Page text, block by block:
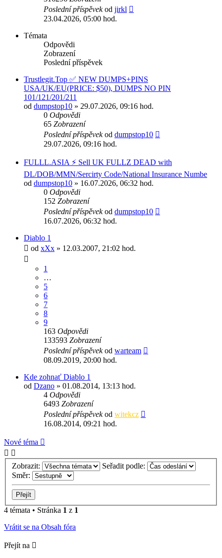
Poslední příspěvekod jirkl
23.04.2026, 05:00 hod.
Témata
Odpovědi
Zobrazení
Poslední příspěvek
Trustlegit.Top ✅ NEW DUMPS+PINS
USA/UK/EU(PRICE: $50), DUMPS NO PIN
101/121/201/211
od dumpstop10 » 29.07.2026, 09:16 hod.
0 Odpovědi
65 Zobrazení
Poslední příspěvekod dumpstop10
29.07.2026, 09:16 hod.
FULLL.ASIA ⚡ Sell UK FULLZ DEAD with
DL/DOB/MMN/Sercirty Code/National Insurance Numbe
od dumpstop10 » 16.07.2026, 06:32 hod.
0 Odpovědi
152 Zobrazení
Poslední příspěvekod dumpstop10
16.07.2026, 06:32 hod.
Diablo 1
od xXx » 12.03.2007, 21:02 hod.
1
…
5
6
7
8
9
163 Odpovědi
133593 Zobrazení
Poslední příspěvekod warteam
08.09.2019, 20:00 hod.
Kde zohnať Diablo 1
od Dzano » 01.08.2014, 13:13 hod.
4 Odpovědi
6493 Zobrazení
Poslední příspěvekod witekcz
16.08.2014, 09:21 hod.
Nové téma
Zobrazit:
Seřadit podle:
Směr:
4 témata • Stránka 1 z 1
Vrátit se na Obsah fóra
Přejít na